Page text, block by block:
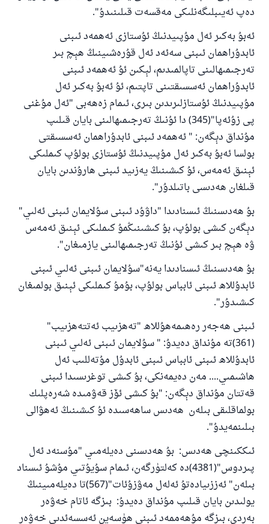
دەپ ئەيىبلىگەنلىكى مەقسەت قىلىنىدۇ".
ئەبۇ بەكىر ئەل مۇپىيدنىڭ ئۇستازى ئەھمەد ئىبنى
ئابدۇراھمان ئىبنى سەئەد ئەل قۇرەشىينىڭ ھېچ بىر
تەرجىمىھالىنى تاپالمىدىم، لېكىن ئۇ ئەھمەد ئىبنى
ئابدۇراھمان ئەسسىقتىنى تاپتىم، ئۇ ئەبۇ بەكىر ئەل
مۇپىيدنىڭ ئۇستازلىرىدىن بىرى، ئىمام زەھەبى "ئەل مۇغنى
پى زۇئەپا"(345) دا ئۇنىڭ تەرجىمىھالىنى بايان قىلىپ
مۇنداق دېگەن: " ئەھمەد ئىبنى ئابدۇراھمان ئەسسىقتى
بولسا ئەبۇ بەكىر ئەل مۇپىيدنىڭ ئۇستازى بولۇپ كىملىكى
ئېنىق ئەمەس، ئۇ كىشىنىڭ يەزىيد ئىبنى ھارۇندىن بايان
قىلغان ھەدىسى باتىلدۇر".
بۇ ھەدىسنىڭ ئىسنادىدا "داۋۇد ئىبنى سۇلايمان ئىبنى ئەلىي"
دېگەن كىشى بولۇپ، بۇ كىشىنىڭمۇ كىملىكى ئېنىق ئەمەس
ۋە ھېچ بىر كىشى ئۇنىڭ تەرجىمىھالىنى يازمىغان".
بۇ ھەدىسنىڭ ئىسنادىدا يەنە"سۇلايمان ئىبنى ئەلىي ئىبنى
ئابدۇللاھ ئىبنى ئابباس بولۇپ، بۇمۇ كىملىكى ئېنىق بولمىغان
كىشىدۇر".
ئىبنى ھەجەر رەھىمەھۇللاھ "تەھزىيب ئەتتەھزىيب"
(361)تە مۇنداق دەيدۇ: " سۇلايمان ئىبنى ئەلىي ئىبنى
ئابدۇللاھ ئىبنى ئابباس ئىبنى ئابدۇل مۇتەللىب ئەل
ھاشىمىي.... مەن دەيمەنكى، بۇ كىشى توغرىسىدا ئىبنى
قەتتان مۇنداق دېگەن: "بۇ كىشى ئۆز قەۋمىدە شەرەپلىك
بولماقلىقى بىلەن ھەدىس ساھەسىدە ئۇ كىشىنىڭ ئەھۋالى
بىلىنمەيدۇ".
ئىككىنچى ھەدىس: بۇ ھەدىسنى دەيلەمىي "مۇسنەد ئەل
پىردوس"(4381)دە كەلتۈرگەن، ئىمام سۇيۇتىي مۇشۇ ئىسناد
بىلەن" ئەززىيادەتۇ ئەلەل مەۋزۇئات"(567)تا دەيلەمىينىڭ
يولىدىن بايان قىلىپ مۇنداق دەيدۇ: بىزگە ئاتام خەۋەر
بەردى، بىزگە مۇھەممەد ئىبنى ھۈسەين ئەسسەئدىي خەۋەر
110845 - نومۇرلۇق سوئالنىڭ جاۋابى
ئائىلىنى ساقلاپ قالدى
ئۇممەتكە جاۋاپ بېرىشىمىزگە ياردەم قىلىڭ
پەيغەمبەرئەلەيھىسسالام مۇنداق دېگەن:
ياخشىلىققا باشلارپ قويغان كىشى قىلغۇچىغا
مۇسلىم رىۋايەت قىلغان (1893) ھەدىس
ئىئائە